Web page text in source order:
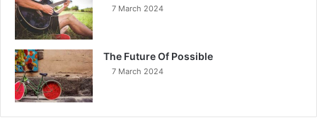
7 March 2024
The Future Of Possible
7 March 2024